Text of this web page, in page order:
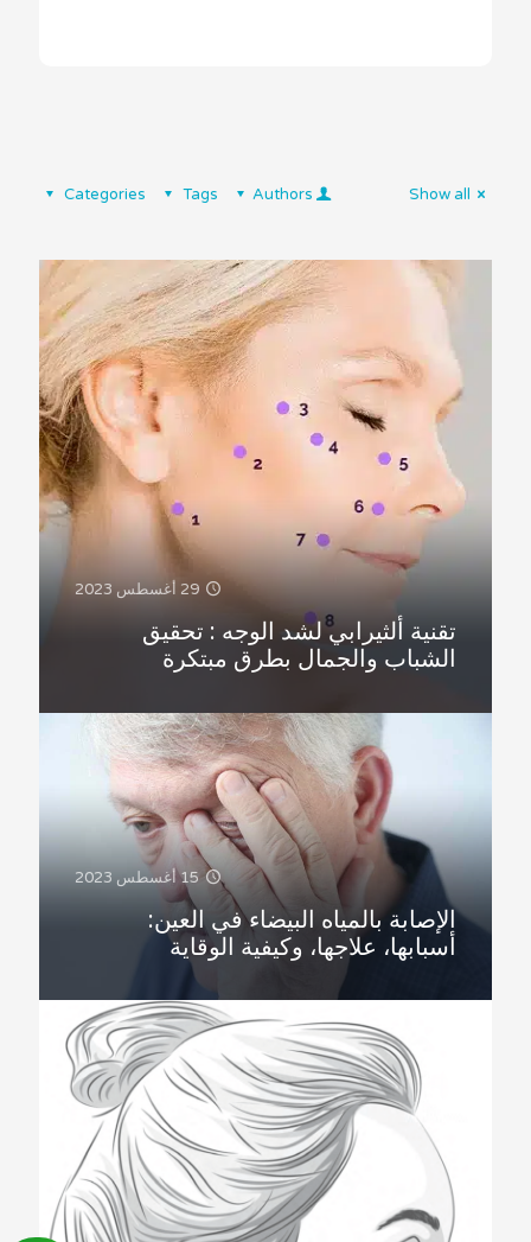
Categories Tags Authors Show all
29 أغسطس 2023
تقنية ألثيرابي لشد الوجه : تحقيق
الشباب والجمال بطرق مبتكرة
15 أغسطس 2023
الإصابة بالمياه البيضاء في العين:
أسبابها، علاجها، وكيفية الوقاية